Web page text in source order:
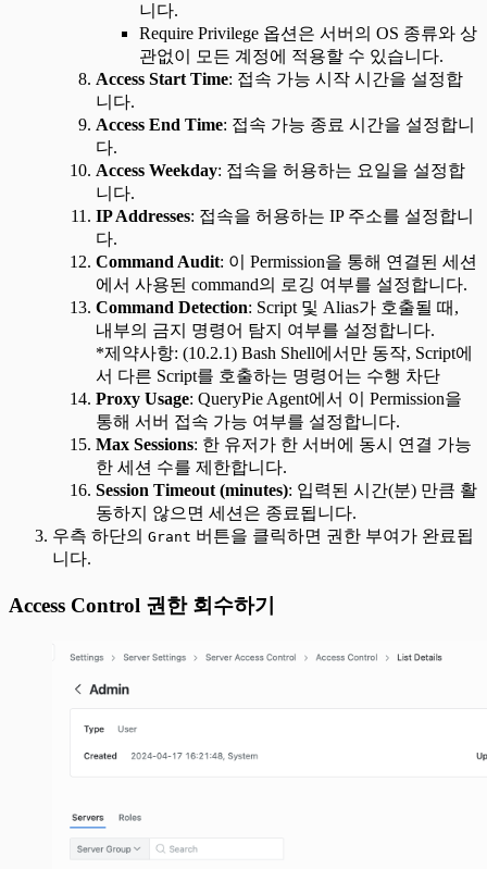
니다.
Require Privilege 옵션은 서버의 OS 종류와 상
관없이 모든 계정에 적용할 수 있습니다.
Access Start Time: 접속 가능 시작 시간을 설정합
니다.
Access End Time: 접속 가능 종료 시간을 설정합니
다.
Access Weekday: 접속을 허용하는 요일을 설정합
니다.
IP Addresses: 접속을 허용하는 IP 주소를 설정합니
다.
Command Audit: 이 Permission을 통해 연결된 세션
에서 사용된 command의 로깅 여부를 설정합니다.
Command Detection: Script 및 Alias가 호출될 때,
내부의 금지 명령어 탐지 여부를 설정합니다.
*제약사항: (10.2.1) Bash Shell에서만 동작, Script에
서 다른 Script를 호출하는 명령어는 수행 차단
Proxy Usage: QueryPie Agent에서 이 Permission을
통해 서버 접속 가능 여부를 설정합니다.
Max Sessions: 한 유저가 한 서버에 동시 연결 가능
한 세션 수를 제한합니다.
Session Timeout (minutes): 입력된 시간(분) 만큼 활
동하지 않으면 세션은 종료됩니다.
우측 하단의 Grant 버튼을 클릭하면 권한 부여가 완료됩
니다.
Access Control 권한 회수하기